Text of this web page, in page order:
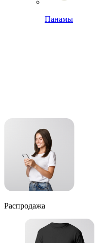
Панамы
Распродажа